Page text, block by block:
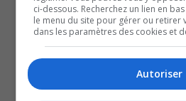
Soirée découverte de la
Retour de la campagne
de la capitale
ci-dessous. Recherchez un lien en
le menu du site pour gérer ou retirer
dans les paramètres des cookies et
Autoriser